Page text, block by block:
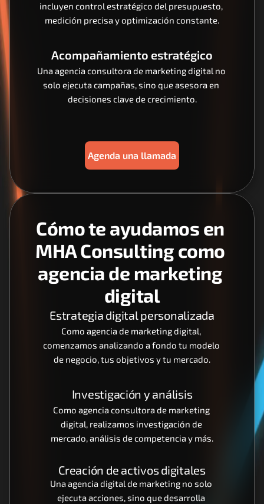
incluyen control estratégico del presupuesto,
medición precisa y optimización constante.
Acompañamiento estratégico
Una agencia consultora de marketing digital no
solo ejecuta campañas, sino que asesora en
decisiones clave de crecimiento.
Agenda una llamada
Cómo te ayudamos en
MHA Consulting como
agencia de marketing
digital
Estrategia digital personalizada
Como agencia de marketing digital,
comenzamos analizando a fondo tu modelo
de negocio, tus objetivos y tu mercado.
Investigación y análisis
Como agencia consultora de marketing
digital, realizamos investigación de
mercado, análisis de competencia y más.
Creación de activos digitales
Una agencia digital de marketing no solo
ejecuta acciones, sino que desarrolla